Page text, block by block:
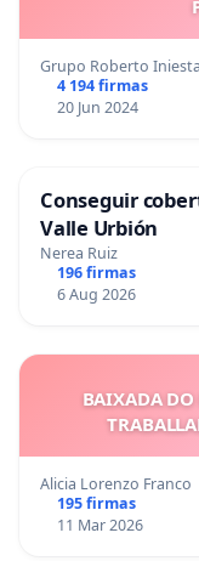
Grupo Roberto
4 194 firmas
20 Jun 2024
Conseguir
Valle Urbión
Nerea Ruiz
196 firmas
6 Aug 2026
BAIXADA DO
Alicia Lorenzo Franco
195 firmas
11 Mar 2026